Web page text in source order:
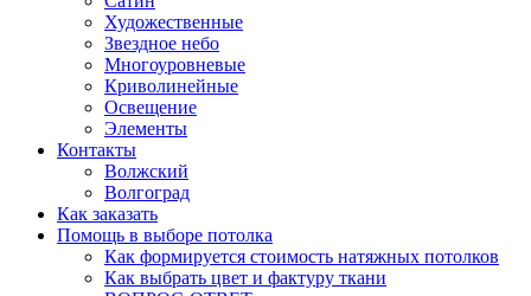
Художественные
Звездное небо
Многоуровневые
Криволинейные
Освещение
Элементы
Контакты
Волжский
Волгоград
Как заказать
Помощь в выборе потолка
Как формируется стоимость натяжных потолков
Как выбрать цвет и фактуру ткани